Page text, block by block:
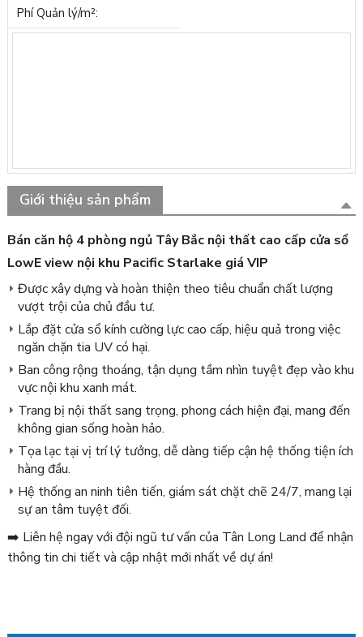
Phí Quản lý/m²:
Giới thiệu sản phẩm
Bán căn hộ 4 phòng ngủ Tây Bắc nội thất cao cấp cửa sổ
LowE view nội khu Pacific Starlake giá VIP
Được xây dựng và hoàn thiện theo tiêu chuẩn chất lượng
vượt trội của chủ đầu tư.
Lắp đặt cửa sổ kính cường lực cao cấp, hiệu quả trong việc
ngăn chặn tia UV có hại.
Ban công rộng thoáng, tận dụng tầm nhìn tuyệt đẹp vào khu
vực nội khu xanh mát.
Trang bị nội thất sang trọng, phong cách hiện đại, mang đến
không gian sống hoàn hảo.
Tọa lạc tại vị trí lý tưởng, dễ dàng tiếp cận hệ thống tiện ích
hàng đầu.
Hệ thống an ninh tiên tiến, giám sát chặt chẽ 24/7, mang lại
sự an tâm tuyệt đối.
➡️ Liên hệ ngay với đội ngũ tư vấn của Tân Long Land để nhận
thông tin chi tiết và cập nhật mới nhất về dự án!